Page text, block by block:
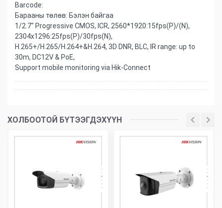
Barcode:
Барааны төлөв: Бэлэн байгаа
1/2.7" Progressive CMOS, ICR, 2560*1920:15fps(P)/(N),
2304x1296:25fps(P)/30fps(N),
H.265+/H.265/H.264+&H.264, 3D DNR, BLC, IR range: up to
30m, DC12V & PoE,
Support mobile monitoring via Hik-Connect
ХОЛБООТОЙ БҮТЭЭГДЭХҮҮН